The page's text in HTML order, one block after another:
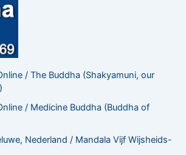
/ The Buddha (Shakyamuni, our
/ Medicine Buddha (Buddha of
Nederland / Mandala Vijf Wijsheids-